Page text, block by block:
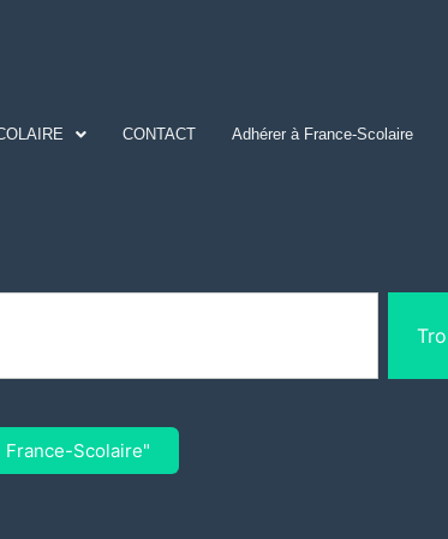
CONTACT Adhérer à France-Scolaire
France-Scolaire"